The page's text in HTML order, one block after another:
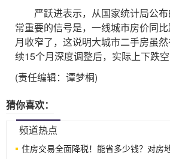
严跃进表示，从国家统计局公布
常重要的信号是，一线城市房价同
月收窄了，这说明大城市二手房虽
续15个月深度调整后，实际上下跌空
(责任编辑：谭梦桐)
猜你喜欢：
频道热点
住房交易全面降税！能省多少钱？对房